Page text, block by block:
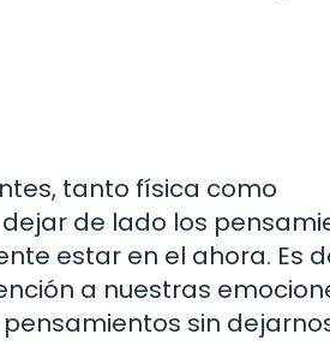
tanto física como
de lado los
estar en el ahora. Es
a nuestras
sin